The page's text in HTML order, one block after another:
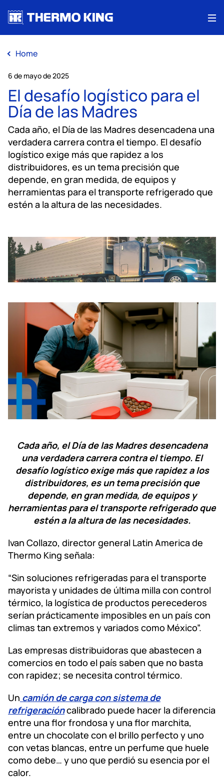
Home
6 de mayo de 2025
El desafío logístico para el
Día de las Madres
Cada año, el Día de las Madres desencadena una
verdadera carrera contra el tiempo. El desafío
logístico exige más que rapidez a los
distribuidores, es un tema precisión que
depende, en gran medida, de equipos y
herramientas para el transporte refrigerado que
estén a la altura de las necesidades.
Cada año, el Día de las Madres desencadena
una verdadera carrera contra el tiempo. El
desafío logístico exige más que rapidez a los
distribuidores, es un tema precisión que
depende, en gran medida, de equipos y
herramientas para el transporte refrigerado que
estén a la altura de las necesidades.
Ivan Collazo, director general Latin America de
Thermo King señala:
“Sin soluciones refrigeradas para el transporte
mayorista y unidades de última milla con control
térmico, la logística de productos perecederos
serían prácticamente imposibles en un país con
climas tan extremos y variados como México”.
Las empresas distribuidoras que abastecen a
comercios en todo el país saben que no basta
con rapidez; se necesita control térmico.
Un camión de carga con sistema de
refrigeracióncalibrado puede hacer la diferencia
entre una flor frondosa y una flor marchita,
entre un chocolate con el brillo perfecto y uno
con vetas blancas, entre un perfume que huele
como debe… y uno que perdió su esencia por el
calor.